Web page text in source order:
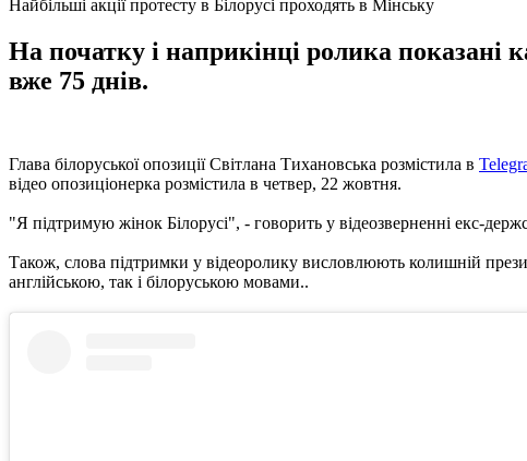
Найбільші акції протесту в Білорусі проходять в Мінську
На початку і наприкінці ролика показані
вже 75 днів.
Глава білоруської опозиції Світлана Тихановська розмістила в
відео опозиціонерка розмістила в четвер, 22 жовтня.
"Я підтримую жінок Білорусі", - говорить у відеозверненні екс-
Також, слова підтримки у відеоролику висловлюють колишній
англійською, так і білоруською мовами..